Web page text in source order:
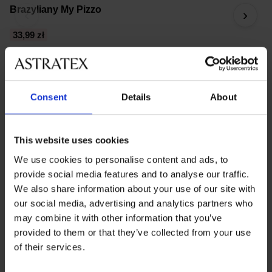
Consent Details About
This website uses cookies
We use cookies to personalise content and ads, to
provide social media features and to analyse our traffic.
We also share information about your use of our site with
our social media, advertising and analytics partners who
may combine it with other information that you’ve
provided to them or that they’ve collected from your use
of their services.
‹
Brazyliany My Pizzo
33,99 zł
›
Brazyliany koronkowe
„sexy” bez strat na komforcie. Dzięki elastycznym
koronkom dobrze dopasowują się do ciała, a także
przyjemnie się noszą przez cały dzień.
Zobacz